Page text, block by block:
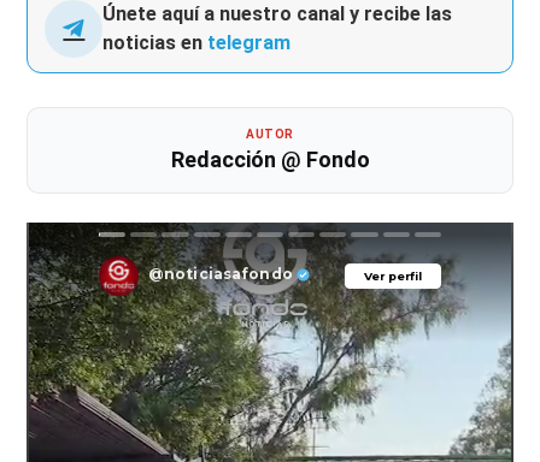
Únete aquí a nuestro canal y recibe las
noticias en telegram
AUTOR
Redacción @ Fondo
Ver perfil
@noticiasafondo Ver perfil